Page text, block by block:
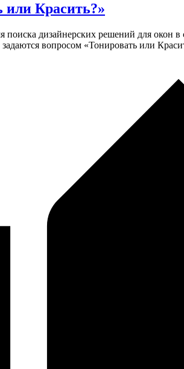
или Красить?»
поиска дизайнерских решений для окон
вопросом «Тонировать или